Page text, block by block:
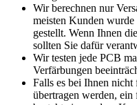
Wir berechnen nur
meisten Kunden
gestellt. Wenn Ihnen
sollten Sie dafür
Wir testen jede PCB
Verfärbungen
Falls es bei Ihnen
übertragen werden,